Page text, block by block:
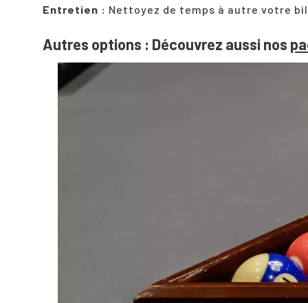
Entretien : Nettoyez de temps à autre votre
Autres options : Découvrez aussi nos